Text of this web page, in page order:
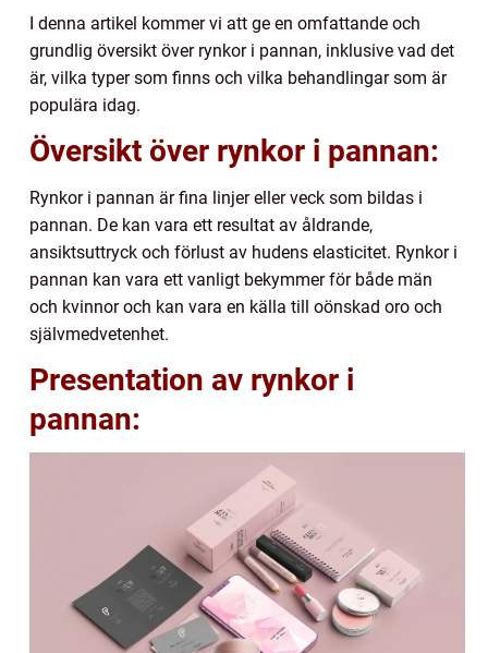
I denna artikel kommer vi att ge en omfattande och
grundlig översikt över rynkor i pannan, inklusive vad det
är, vilka typer som finns och vilka behandlingar som är
populära idag.
Översikt över rynkor i pannan:
Rynkor i pannan är fina linjer eller veck som bildas i
pannan. De kan vara ett resultat av åldrande,
ansiktsuttryck och förlust av hudens elasticitet. Rynkor i
pannan kan vara ett vanligt bekymmer för både män
och kvinnor och kan vara en källa till oönskad oro och
självmedvetenhet.
Presentation av rynkor i
pannan: